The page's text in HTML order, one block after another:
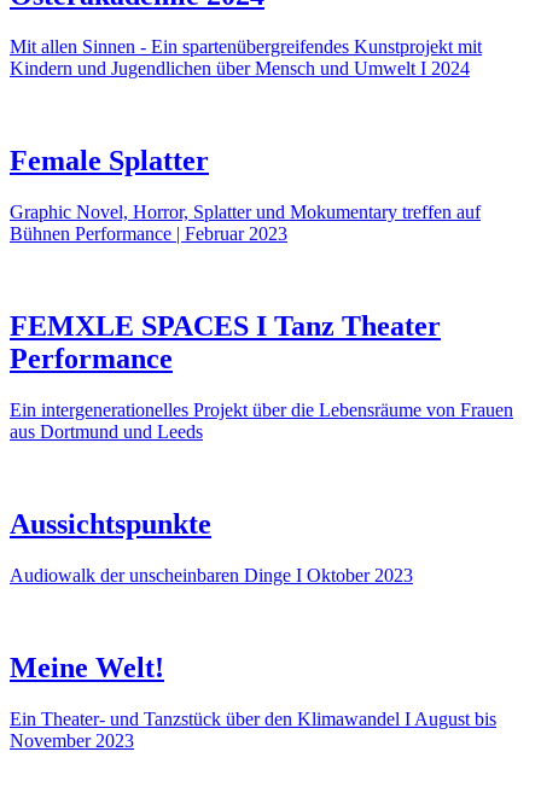
Mit allen Sinnen - Ein spartenübergreifendes Kunstprojekt mit
Kindern und Jugendlichen über Mensch und Umwelt I 2024
Female Splatter
Graphic Novel, Horror, Splatter und Mokumentary treffen auf
Bühnen Performance | Februar 2023
FEMXLE SPACES I Tanz Theater
Performance
Ein intergenerationelles Projekt über die Lebensräume von Frauen
aus Dortmund und Leeds
Aussichtspunkte
Audiowalk der unscheinbaren Dinge I Oktober 2023
Meine Welt!
Ein Theater- und Tanzstück über den Klimawandel I August bis
November 2023